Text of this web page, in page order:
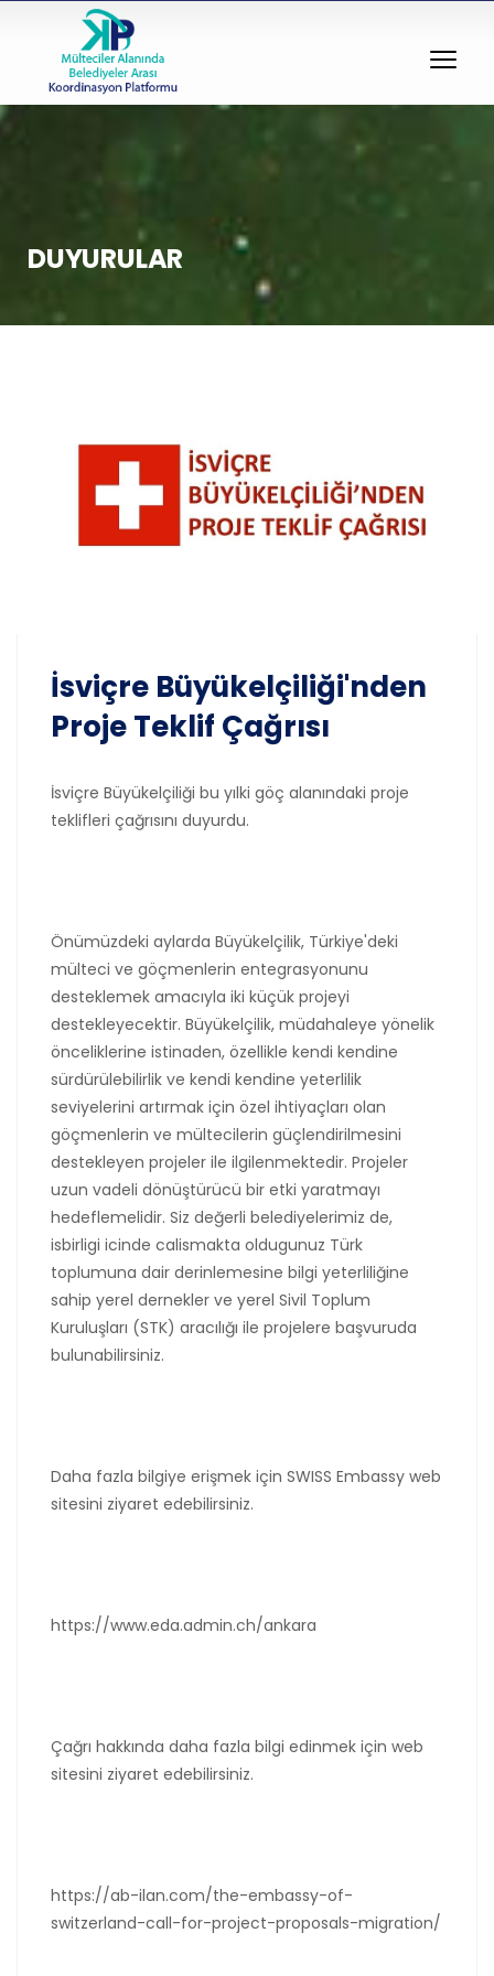
DUYURULAR
İsviçre Büyükelçiliği'nden
Proje Teklif Çağrısı
İsviçre Büyükelçiliği bu yılki göç alanındaki proje
teklifleri çağrısını duyurdu.
Önümüzdeki aylarda Büyükelçilik, Türkiye'deki
mülteci ve göçmenlerin entegrasyonunu
desteklemek amacıyla iki küçük projeyi
destekleyecektir. Büyükelçilik, müdahaleye yönelik
önceliklerine istinaden, özellikle kendi kendine
sürdürülebilirlik ve kendi kendine yeterlilik
seviyelerini artırmak için özel ihtiyaçları olan
göçmenlerin ve mültecilerin güçlendirilmesini
destekleyen projeler ile ilgilenmektedir. Projeler
uzun vadeli dönüştürücü bir etki yaratmayı
hedeflemelidir. Siz değerli belediyelerimiz de,
isbirligi icinde calismakta oldugunuz Türk
toplumuna dair derinlemesine bilgi yeterliliğine
sahip yerel dernekler ve yerel Sivil Toplum
Kuruluşları (STK) aracılığı ile projelere başvuruda
bulunabilirsiniz.
Daha fazla bilgiye erişmek için SWISS Embassy web
sitesini ziyaret edebilirsiniz.
https://www.eda.admin.ch/ankara
Çağrı hakkında daha fazla bilgi edinmek için web
sitesini ziyaret edebilirsiniz.
https://ab-ilan.com/the-embassy-of-
switzerland-call-for-project-proposals-migration/